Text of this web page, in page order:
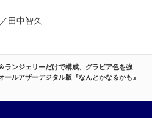
ランジェリーだけで構成、グラビア色を強
ルアザーデジタル版『なんとかなるかも』
田中智久